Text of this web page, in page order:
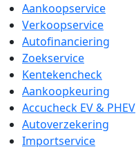
Aankoopservice
Verkoopservice
Autofinanciering
Zoekservice
Kentekencheck
Aankoopkeuring
Accucheck EV & PHEV
Autoverzekering
Importservice